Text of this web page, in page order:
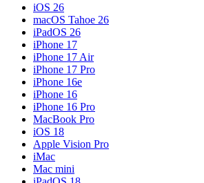
iOS 26
macOS Tahoe 26
iPadOS 26
iPhone 17
iPhone 17 Air
iPhone 17 Pro
iPhone 16e
iPhone 16
iPhone 16 Pro
MacBook Pro
iOS 18
Apple Vision Pro
iMac
Mac mini